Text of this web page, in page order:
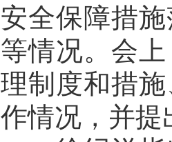
安全保障措
等情况。会
理制度和措
作情况，并提